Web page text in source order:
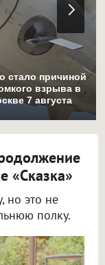
стало причиной
взрыва в
7 августа
«Сказка»
но это не
полку.